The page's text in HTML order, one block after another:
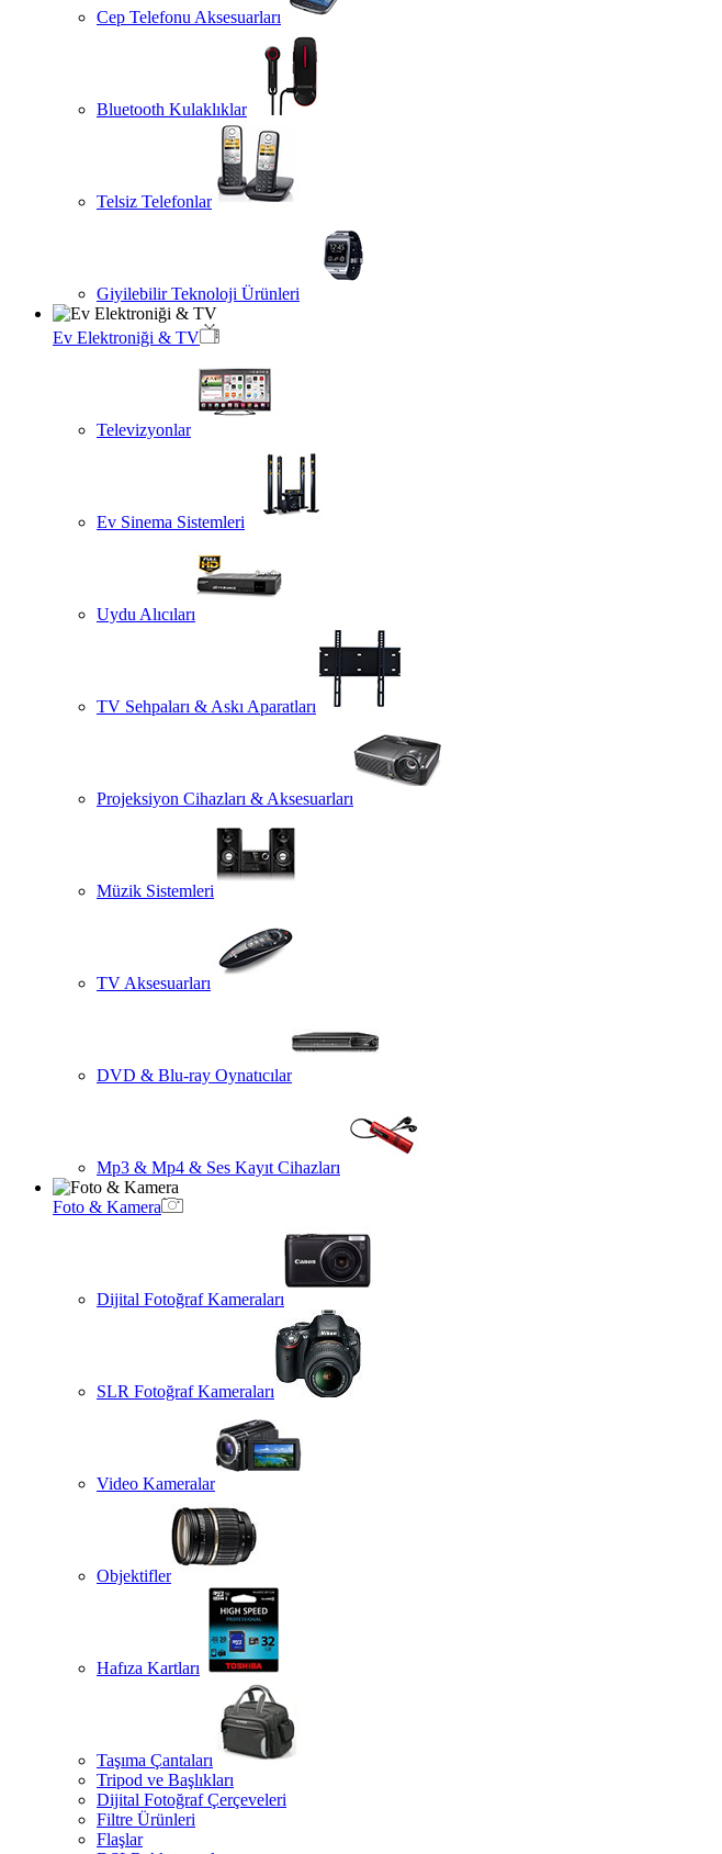
Cep Telefonu Aksesuarları
Bluetooth Kulaklıklar
Telsiz Telefonlar
Giyilebilir Teknoloji Ürünleri
Ev Elektroniği & TV
Televizyonlar
Ev Sinema Sistemleri
Uydu Alıcıları
TV Sehpaları & Askı Aparatları
Projeksiyon Cihazları & Aksesuarları
Müzik Sistemleri
TV Aksesuarları
DVD & Blu-ray Oynatıcılar
Mp3 & Mp4 & Ses Kayıt Cihazları
Foto & Kamera
Dijital Fotoğraf Kameraları
SLR Fotoğraf Kameraları
Video Kameralar
Objektifler
Hafıza Kartları
Taşıma Çantaları
Tripod ve Başlıkları
Dijital Fotoğraf Çerçeveleri
Filtre Ürünleri
Flaşlar